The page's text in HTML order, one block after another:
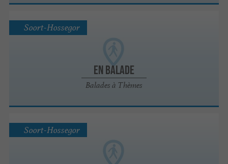
En Balade
Balades à Thèmes
Soort-Hossegor
Soort-Hossegor